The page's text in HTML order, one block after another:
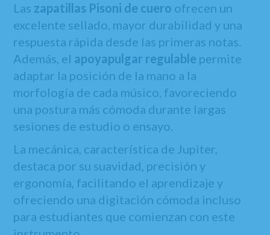
Las zapatillas Pisoni de cuero ofrecen un
excelente sellado, mayor durabilidad y una
respuesta rápida desde las primeras notas.
Además, el apoyapulgar regulable permite
adaptar la posición de la mano a la
morfología de cada músico, favoreciendo
una postura más cómoda durante largas
sesiones de estudio o ensayo.
La mecánica, característica de Jupiter,
destaca por su suavidad, precisión y
ergonomía, facilitando el aprendizaje y
ofreciendo una digitación cómoda incluso
para estudiantes que comienzan con este